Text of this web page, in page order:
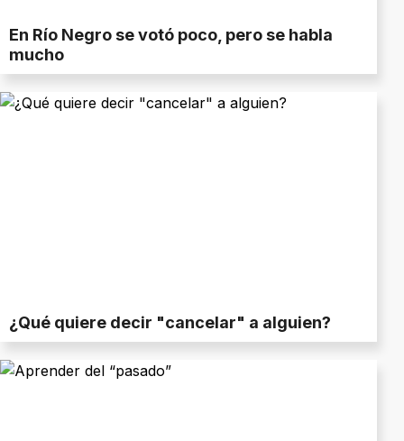
En Río Negro se votó poco, pero se habla
mucho
¿Qué quiere decir "cancelar" a alguien?